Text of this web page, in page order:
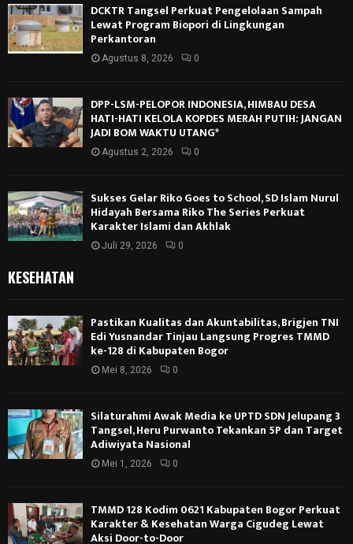
DCKTR Tangsel Perkuat Pengelolaan Sampah
Lewat Program Biopori di Lingkungan
Perkantoran
Agustus 8, 2026 0
DPP-LSM-PELOPOR INDONESIA, HIMBAU DESA
HATI-HATI KELOLA KOPDES MERAH PUTIH: JANGAN
JADI BOM WAKTU UTANG*
Agustus 2, 2026 0
Sukses Gelar Riko Goes to School, SD Islam Nurul
Hidayah Bersama Riko The Series Perkuat
Karakter Islami dan Akhlak
Juli 29, 2026 0
KESEHATAN
Pastikan Kualitas dan Akuntabilitas, Brigjen TNI
Edi Yusnandar Tinjau Langsung Progres TMMD
ke-128 di Kabupaten Bogor
Mei 8, 2026 0
Silaturahmi Awak Media ke UPTD SDN Jelupang 3
Tangsel, Heru Purwanto Tekankan 5P dan Target
Adiwiyata Nasional
Mei 1, 2026 0
TMMD 128 Kodim 0621 Kabupaten Bogor Perkuat
Karakter & Kesehatan Warga Cigudeg Lewat
Aksi Door-to-Door